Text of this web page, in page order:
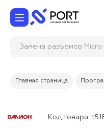
Замена разъемов
Главная страница
Код товара: